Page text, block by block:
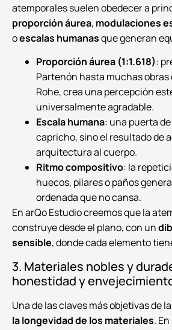
atemporales suelen obedecer a
proporción áurea, modulaciones
oescalas humanasque generan
Proporción áurea (1:1.618):
Partenón hasta muchas obras
Rohe, crea una percepción
universalmente agradable.
Escala humana: una puerta de
capricho, sino el resultado de
arquitectura al cuerpo.
Ritmo compositivo: la
huecos, pilares o paños
ordenada que no cansa.
En arQo Estudio creemos que la
construye desde el plano, con un
sensible, donde cada elemento
3. Materiales nobles y
honestidad y
Una de las claves más objetivas de
la longevidad de los materiales.